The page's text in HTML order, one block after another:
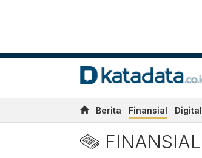
Berita Finansial Digital
FINANSIAL